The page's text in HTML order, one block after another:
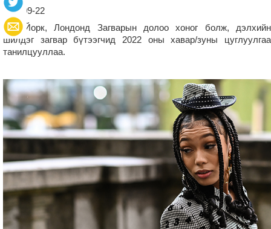
2021-09-22
Нью-Йорк, Лондонд Загварын долоо хоног болж, дэлхийн
шилдэг загвар бүтээгчид 2022 оны хавар/зуны цуглуулгаа
танилцууллаа.